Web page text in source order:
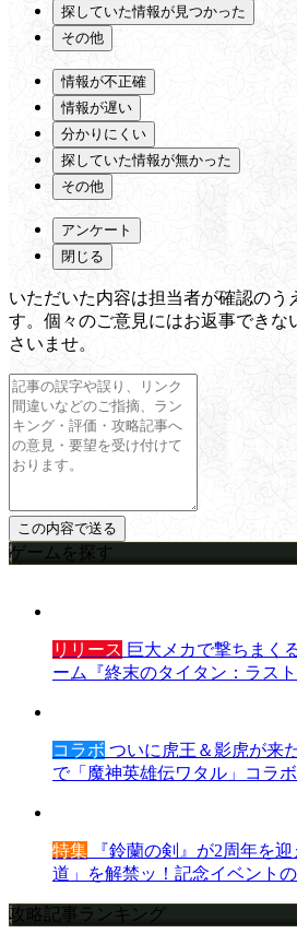
探していた情報が見つかった
その他
情報が不正確
情報が遅い
分かりにくい
探していた情報が無かった
その他
アンケート
閉じる
いただいた内容は担当者が確認のう
す。個々のご意見にはお返事できな
さいませ。
ゲームを探す
リリース 巨大メカで撃ちまく
ーム『終末のタイタン：ラス
コラボ ついに虎王＆影虎が来
で「魔神英雄伝ワタル」コラ
特集 『鈴蘭の剣』が2周年を
道」を解禁ッ！記念イベント
攻略記事ランキング